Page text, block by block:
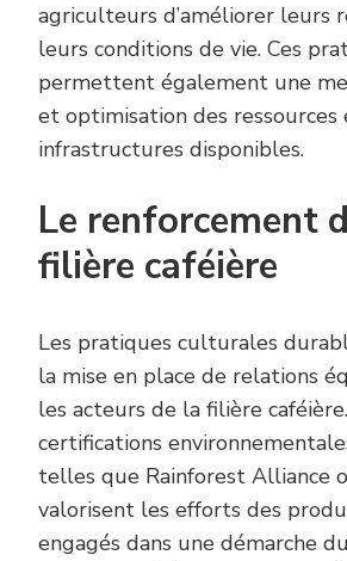
agriculteurs d’améliorer leurs
leurs conditions de vie. Ces
permettent également une
et optimisation des ressources
infrastructures disponibles.
Le renforcement
filière caféière
Les pratiques culturales
la mise en place de relations
les acteurs de la filière
certifications
telles que Rainforest Alliance
valorisent les efforts des
engagés dans une démarche